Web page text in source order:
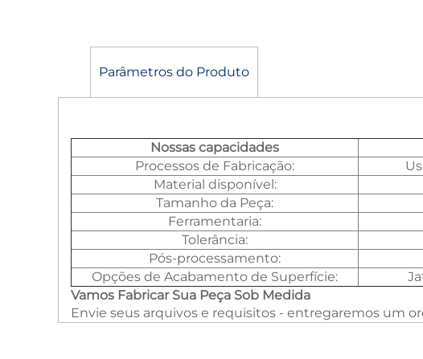
Parâmetros do Produto
Nossas capacidades
Processos de Fabricação:
Material disponível:
Tamanho da Peça:
Ferramentaria:
Tolerância:
Pós-processamento:
Opções de Acabamento de Superfície:
Vamos Fabricar Sua Peça Sob Medida
Envie seus arquivos e requisitos - entregaremos um